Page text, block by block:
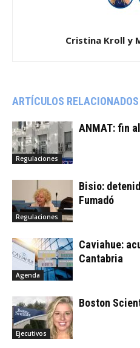
Cristina Kroll y
ARTÍCULOS RELACIONADOS
Regulaciones
ANMAT: fin
Regulaciones
Bisio:
Fumadó
Agenda
Caviahue:
Cantabria
Ejecutivos
Boston